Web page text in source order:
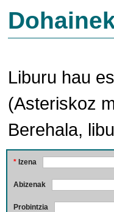
Liburu hau
(Asteriskoz
Berehala,
* Izena
Abizenak
Probintzia